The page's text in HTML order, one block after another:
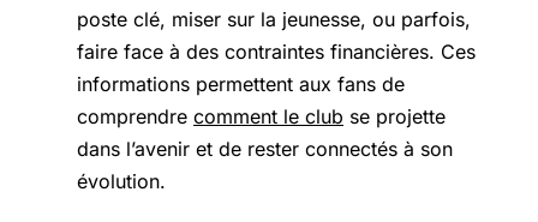
poste clé, miser sur la jeunesse, ou parfois,
faire face à des contraintes financières. Ces
informations permettent aux fans de
comprendre comment le club se projette
dans l’avenir et de rester connectés à son
évolution.